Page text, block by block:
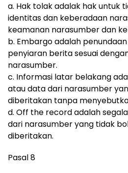
a. Hak tolak adalak hak untuk
identitas dan keberadaan
keamanan narasumber dan
b. Embargo adalah
penyiaran berita sesuai
narasumber.
c. Informasi latar belakang
atau data dari narasumber
diberitakan tanpa
d. Off the record adalah
dari narasumber yang tidak
diberitakan.
Pasal 8